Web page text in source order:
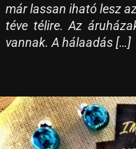
már lassan iható lesz
téve télire. Az
vannak. A hálaadás […]